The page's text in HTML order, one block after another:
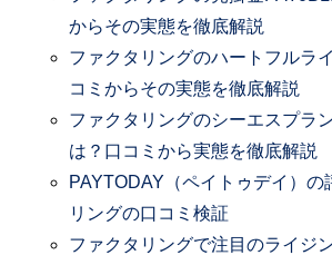
からその実態を徹底解説
ファクタリングのハートフルラ
コミからその実態を徹底解説
ファクタリングのシーエスプラ
は？口コミから実態を徹底解説
PAYTODAY（ペイトゥデイ）の
リングの口コミ検証
ファクタリングで注目のライジ